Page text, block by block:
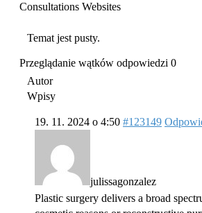
Consultations Websites
Temat jest pusty.
Przeglądanie wątków odpowiedzi 0
Autor
Wpisy
19. 11. 2024 o 4:50 #123149
julissagonzalez
Plastic surgery delivers a broad